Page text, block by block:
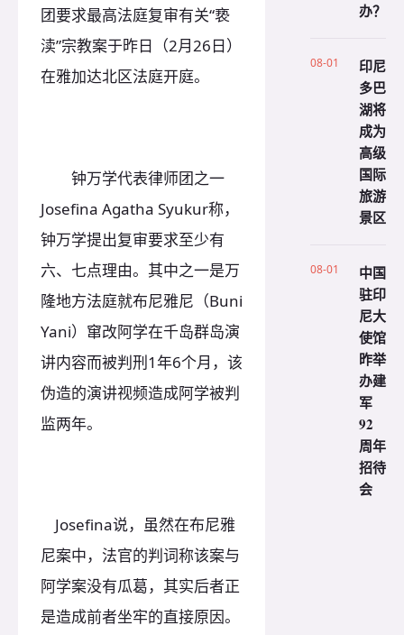
团要求最高法庭复审有关“亵
渎”宗教案于昨日（2月26日）
在雅加达北区法庭开庭。
钟万学代表律师团之一
Josefina Agatha Syukur称，
钟万学提出复审要求至少有
六、七点理由。其中之一是万
隆地方法庭就布尼雅尼（Buni
Yani）窜改阿学在千岛群岛演
讲内容而被判刑1年6个月，该
伪造的演讲视频造成阿学被判
监两年。
Josefina说，虽然在布尼雅
尼案中，法官的判词称该案与
阿学案没有瓜葛，其实后者正
是造成前者坐牢的直接原因。
办？
08-01
印尼
多巴
湖将
成为
高级
国际
旅游
景区
08-01
中国
驻印
尼大
使馆
昨举
办建
军
92
周年
招待
会